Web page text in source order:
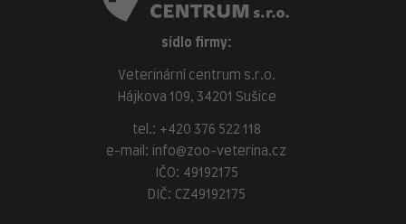
sídlo firmy:
Veterinární centrum s.r.o.
Hájkova 109, 34201 Sušice
tel.: +420 376 522 118
e-mail:
info@zoo-veterina.cz
IČO: 49192175
DIČ: CZ49192175